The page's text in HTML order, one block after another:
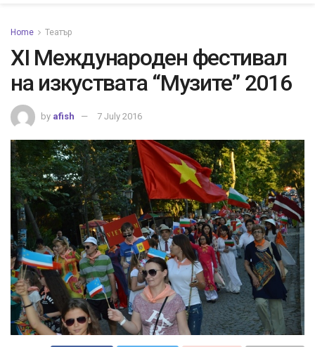
Home Театър
XI Международен фестивал
на изкуствата “Музите” 2016
by afish 7 July 2016